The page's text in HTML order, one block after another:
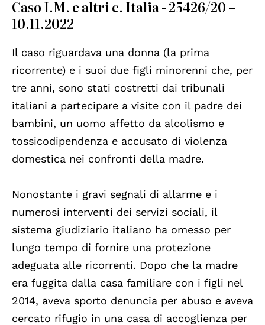
Caso I.M. e altri c. Italia - 25426/20 –
10.11.2022
Il caso riguardava una donna (la prima
ricorrente) e i suoi due figli minorenni che, per
tre anni, sono stati costretti dai tribunali
italiani a partecipare a visite con il padre dei
bambini, un uomo affetto da alcolismo e
tossicodipendenza e accusato di violenza
domestica nei confronti della madre.
Nonostante i gravi segnali di allarme e i
numerosi interventi dei servizi sociali, il
sistema giudiziario italiano ha omesso per
lungo tempo di fornire una protezione
adeguata alle ricorrenti. Dopo che la madre
era fuggita dalla casa familiare con i figli nel
2014, aveva sporto denuncia per abuso e aveva
cercato rifugio in una casa di accoglienza per